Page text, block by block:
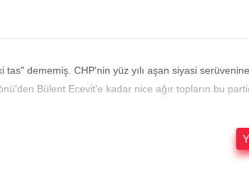
dememiş. CHP'nin yüz yılı aşan siyasi
Bülent Ecevit'e kadar nice ağır topların bu